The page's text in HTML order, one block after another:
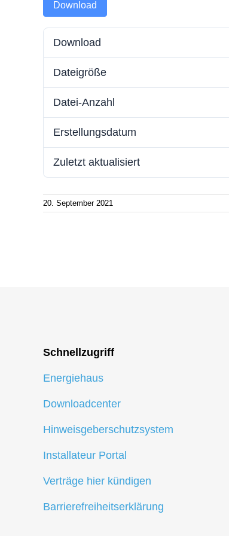
Batteriespeicherstrom
Wallboxstrom
Strom sparen
Zählerwechsel-Service
Standrohr mieten
Download
Download
Dateigröße
Datei-Anzahl
Erstellungsdatum
Zuletzt aktualisiert
20. September 2021
Schnellzugriff
Energiehaus
Downloadcenter
Hinweisgeberschutzsystem
Installateur Portal
Verträge hier kündigen
Barrierefreiheitserklärung